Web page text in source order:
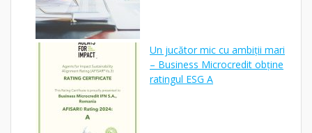
Un jucător mic cu ambiții mari
– Business Microcredit obține
ratingul ESG A